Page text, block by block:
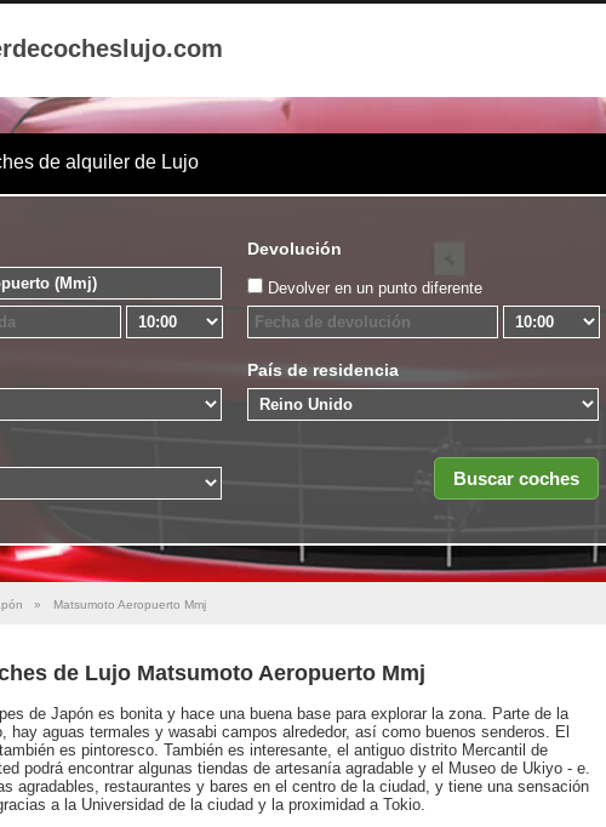
de alquiler de Lujo
Devolución
Devolver en un punto diferente
País de residencia
» Matsumoto Aeropuerto Mmj
de Lujo Matsumoto Aeropuerto Mmj
de Japón es bonita y hace una buena base para explorar la zona. Parte de la
hay aguas termales y wasabi campos alrededor, así como buenos senderos. El
es pintoresco. También es interesante, el antiguo distrito Mercantil de
podrá encontrar algunas tiendas de artesanía agradable y el Museo de Ukiyo - e.
agradables, restaurantes y bares en el centro de la ciudad, y tiene una sensación
a la Universidad de la ciudad y la proximidad a Tokio.